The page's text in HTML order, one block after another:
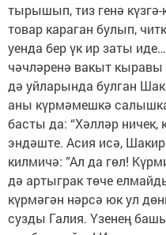
тырышып, тиз генә
товар караган булып,
уенда бер үк ир заты
чәчләренә вакыт кыравы
дә уйларында булган
аны күрмәмешкә
басты да: “Хәлләр ничек,
эндәште. Асия исә,
килмичә: ”Ал да гөл!
дә артыграк төче
күрмәгән нәрсә юк ул
сузды Галия. Үзенең